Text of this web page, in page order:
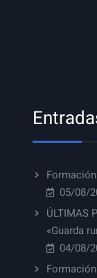
05/08/
ÚLTIMAS
«Guarda
04/08/